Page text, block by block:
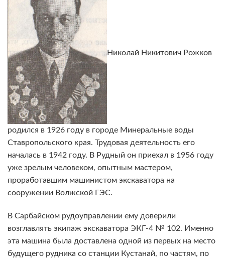
Николай Никитович Рожков
родился в 1926 году в городе Минеральные воды
Ставропольского края. Трудовая деятельность его
началась в 1942 году. В Рудный он приехал в 1956 году
уже зрелым человеком, опытным мастером,
проработавшим машинистом экскаватора на
сооружении Волжской ГЭС.
В Сарбайском рудоуправлении ему доверили
возглавлять экипаж экскаватора ЭКГ-4 № 102. Именно
эта машина была доставлена одной из первых на место
будущего рудника со станции Кустанай, по частям, по